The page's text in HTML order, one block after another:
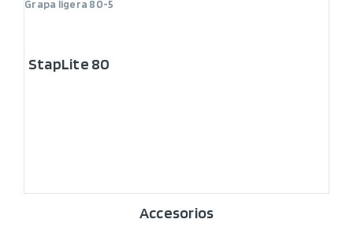
Grapa ligera 80-5
StapLite 80
Accesorios